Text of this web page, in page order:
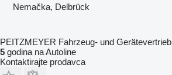
Nemačka, Delbrück
PEITZMEYER Fahrzeug- und Gerätevertrieb
5 godina na Autoline
Kontaktirajte prodavca